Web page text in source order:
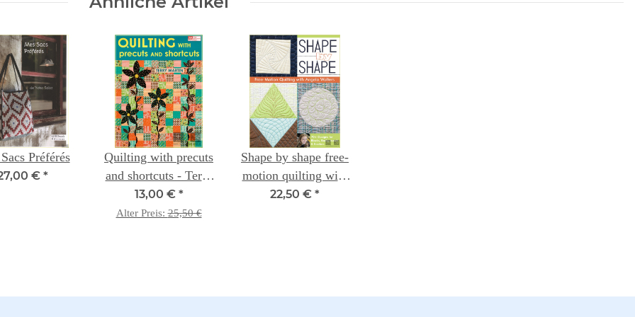
Préférés
€ *
Quilting with precuts
and shortcuts - Terry
Martin
13,00 € *
Alter Preis:25,50 €
Shape by shape free-
motion quilting with
Angela Walters: 70+
22,50 € *